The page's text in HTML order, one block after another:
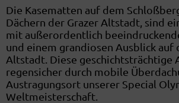
Die Kasematten auf dem
Dächern der Grazer Altstadt, sind
mit außerordentlich
und einem grandiosen Ausblick auf
Altstadt. Diese geschichtsträchtige
regensicher durch mobile
Austragungsort unserer Special
Weltmeisterschaft.